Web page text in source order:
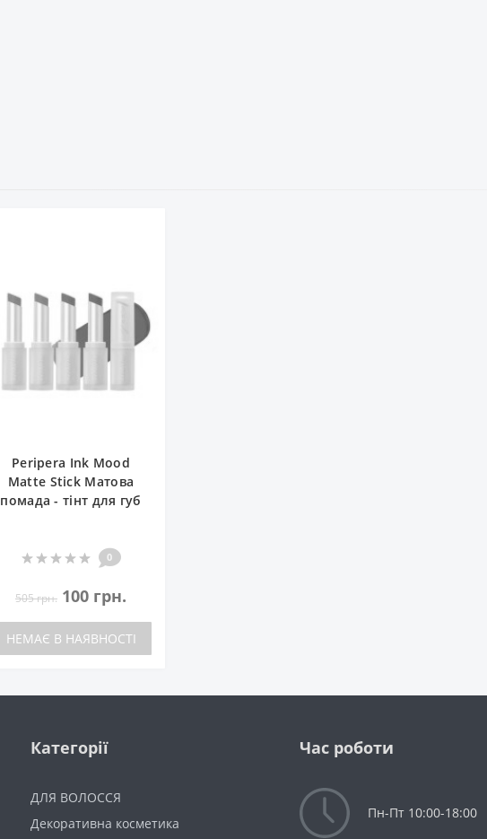
Peripera Ink Mood
Matte Stick Матова
помада - тінт для губ
0
505 грн. 100 грн.
НЕМАЄ В НАЯВНОСТІ
Категорії
ДЛЯ ВОЛОССЯ
Декоративна косметика
Час роботи
Пн-Пт 10:00-18:00